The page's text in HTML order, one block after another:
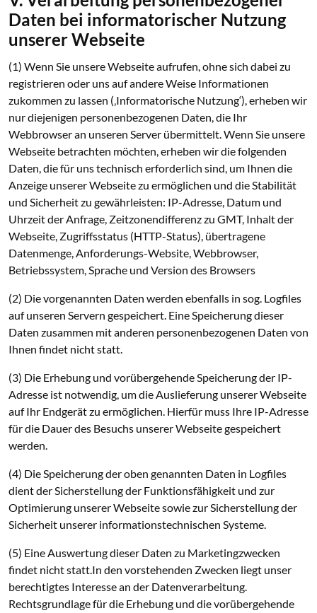
Daten bei informatorischer Nutzung
unserer Webseite
(1) Wenn Sie unsere Webseite aufrufen, ohne sich dabei zu
registrieren oder uns auf andere Weise Informationen
zukommen zu lassen (‚Informatorische Nutzung‘), erheben wir
nur diejenigen personenbezogenen Daten, die Ihr
Webbrowser an unseren Server übermittelt. Wenn Sie unsere
Webseite betrachten möchten, erheben wir die folgenden
Daten, die für uns technisch erforderlich sind, um Ihnen die
Anzeige unserer Webseite zu ermöglichen und die Stabilität
und Sicherheit zu gewährleisten: IP-Adresse, Datum und
Uhrzeit der Anfrage, Zeitzonendifferenz zu GMT, Inhalt der
Webseite, Zugriffsstatus (HTTP-Status), übertragene
Datenmenge, Anforderungs-Website, Webbrowser,
Betriebssystem, Sprache und Version des Browsers
(2) Die vorgenannten Daten werden ebenfalls in sog. Logfiles
auf unseren Servern gespeichert. Eine Speicherung dieser
Daten zusammen mit anderen personenbezogenen Daten von
Ihnen findet nicht statt.
(3) Die Erhebung und vorübergehende Speicherung der IP-
Adresse ist notwendig, um die Auslieferung unserer Webseite
auf Ihr Endgerät zu ermöglichen. Hierfür muss Ihre IP-Adresse
für die Dauer des Besuchs unserer Webseite gespeichert
werden.
(4) Die Speicherung der oben genannten Daten in Logfiles
dient der Sicherstellung der Funktionsfähigkeit und zur
Optimierung unserer Webseite sowie zur Sicherstellung der
Sicherheit unserer informationstechnischen Systeme.
(5) Eine Auswertung dieser Daten zu Marketingzwecken
findet nicht statt.In den vorstehenden Zwecken liegt unser
berechtigtes Interesse an der Datenverarbeitung.
Rechtsgrundlage für die Erhebung und die vorübergehende